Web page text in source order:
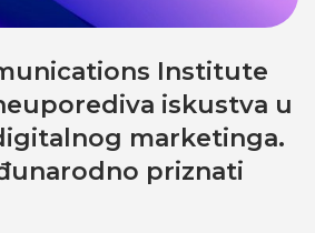
Institute
iskustva u
marketinga.
priznati